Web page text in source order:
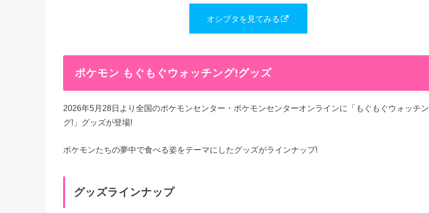
オシブタを見てみる
ポケモン もぐもぐウォッチング!グッズ
2026年5月28日より全国のポケモンセンター・ポケモンセンターオンラインに「もぐもぐウォッチン
グ!」グッズが登場!
ポケモンたちの夢中で食べる姿をテーマにしたグッズがラインナップ!
グッズラインナップ